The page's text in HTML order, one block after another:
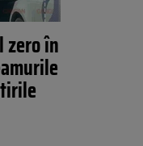
în